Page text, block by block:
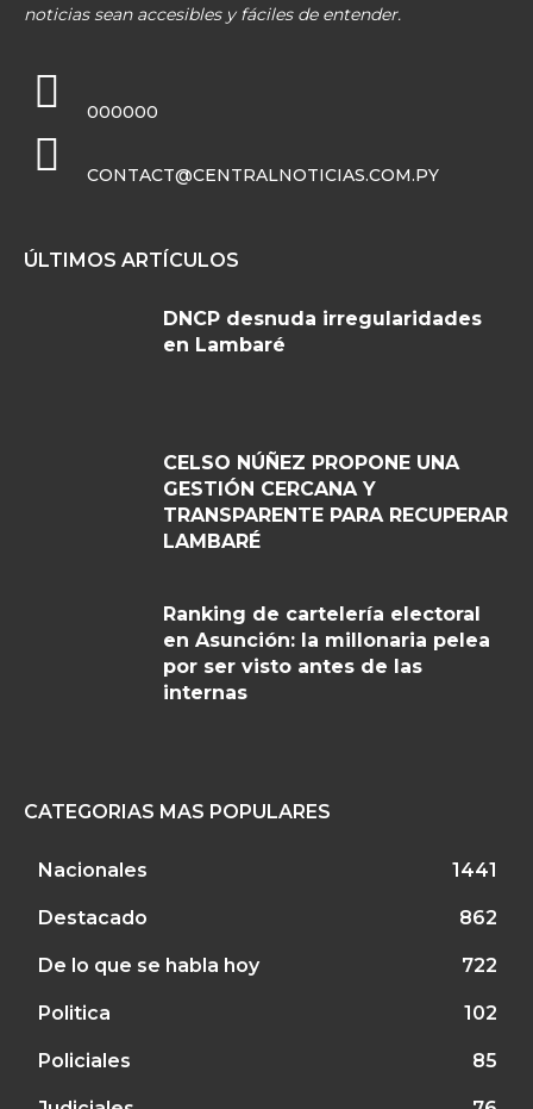
noticias sean accesibles y fáciles de entender.
000000
CONTACT@CENTRALNOTICIAS.COM.PY
ÚLTIMOS ARTÍCULOS
DNCP desnuda irregularidades
en Lambaré
CELSO NÚÑEZ PROPONE UNA
GESTIÓN CERCANA Y
TRANSPARENTE PARA RECUPERAR
LAMBARÉ
Ranking de cartelería electoral
en Asunción: la millonaria pelea
por ser visto antes de las
internas
CATEGORIAS MAS POPULARES
Nacionales 1441
Destacado 862
De lo que se habla hoy 722
Politica 102
Policiales 85